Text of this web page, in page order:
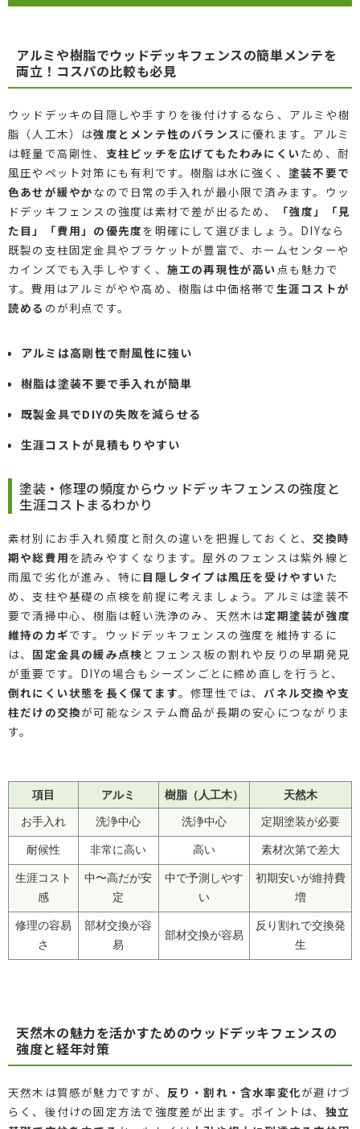
アルミや樹脂でウッドデッキフェンスの簡単メンテを
両立！コスパの比較も必見
ウッドデッキの目隠しや手すりを後付けするなら、アルミや樹
脂（人工木）は強度とメンテ性のバランス に優れます。アルミ
は軽量で高剛性、 支柱ピッチを広げてもたわみにくいため、耐
風圧やペット対策にも有利です。樹脂は水に強く、 塗装不要で
色あせが緩やかなので日常の手入れが最小限で済みます。ウッ
ドデッキフェンスの強度は素材で差が出るため、
「強度」「見
た目」「費用」の優先度を明確にして選びましょう。DIYなら
既製の支柱固定金具やブラケットが豊富で、ホームセンターや
カインズでも入手しやすく、 施工の再現性が高い 点も魅力で
す。費用はアルミがやや高め、樹脂は中価格帯で生涯コストが
読める のが利点です。
アルミは高剛性で耐風性に強い
樹脂は塗装不要で手入れが簡単
既製金具でDIYの失敗を減らせる
生涯コストが見積もりやすい
塗装・修理の頻度からウッドデッキフェンスの強度と
生涯コストまるわかり
素材別にお手入れ頻度と耐久の違いを把握しておくと、交換時
期や総費用を読みやすくなります。屋外のフェンスは紫外線と
雨風で劣化が進み、特に目隠しタイプは風圧を受けやすい た
め、支柱や基礎の点検を前提に考えましょう。アルミは塗装不
要で清掃中心、樹脂は軽い洗浄のみ、天然木は定期塗装が強度
維持のカギです。ウッドデッキフェンスの強度を維持するに
は、 固定金具の緩み点検 とフェンス板の割れや反りの早期発見
が重要です。DIYの場合もシーズンごとに締め直しを行うと、
倒れにくい状態を長く保てます。修理性では、 パネル交換や支
柱だけの交換が可能なシステム商品が長期の安心につながりま
す。
項目 アルミ 樹脂（人工木） 天然木
お手入れ 洗浄中心 洗浄中心 定期塗装が必要
耐候性 非常に高い 高い 素材次第で差大
生涯コスト
感
中〜高だが安
定
中で予測しやす
い
初期安いが維持費
増
修理の容易
さ
部材交換が容
易
部材交換が容易
反り割れで交換発
生
天然木の魅力を活かすためのウッドデッキフェンスの
強度と経年対策
天然木は質感が魅力ですが、 反り・割れ・含水率変化が避けづ
らく、後付けの固定方法で強度差が出ます。ポイントは、 独立